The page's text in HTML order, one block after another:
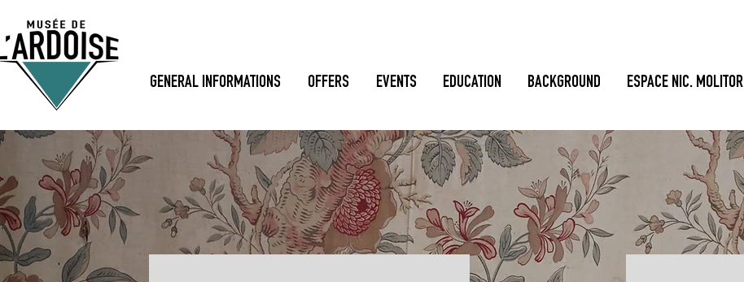
GENERAL INFORMATIONS OFFERS EVENTS EDUCATION BACKGROUND ESPACE NIC. MOLITOR